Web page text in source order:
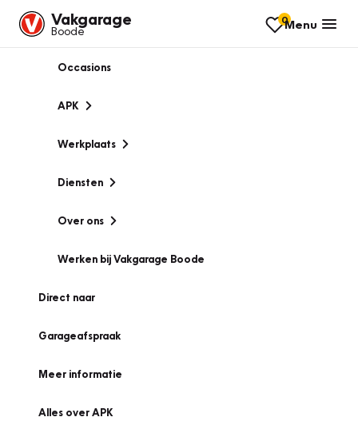
Vakgarage
Boode
0Menu
Occasions
APK
Werkplaats
Diensten
Over ons
Werken bij Vakgarage Boode
Direct naar
Garageafspraak
Meer informatie
Alles over APK